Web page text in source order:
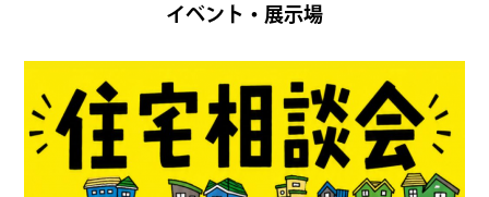
イベント・展示場